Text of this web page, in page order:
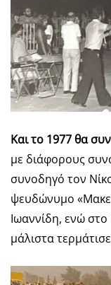
Και το 1977 θα
με διάφορους
συνοδηγό τον
ψευδώνυμο
Ιωαννίδη, ενώ
μάλιστα